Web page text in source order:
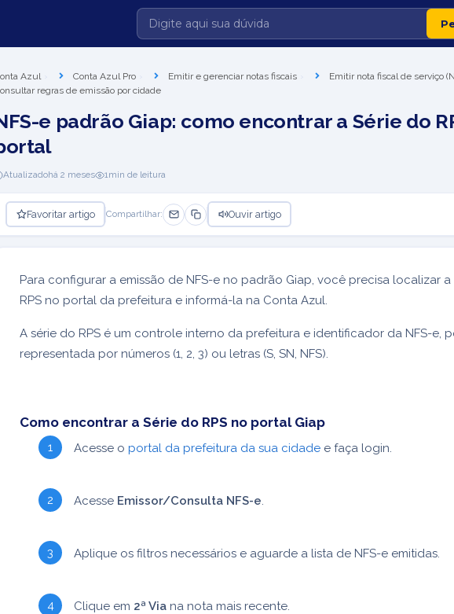
Azul Conta Azul Pro Emitir e gerenciar notas fiscais
Emitir nota fiscal de serviço
regras de emissão por cidade
e padrão Giap: como encontrar a Série do
Atualizadohá 2 meses 1min de leitura
Favoritar artigo Compartilhar: Ouvir artigo
Para configurar a emissão de NFS-e no padrão Giap, você precisa localizar a
RPS no portal da prefeitura e informá-la na Conta Azul.
A série do RPS é um controle interno da prefeitura e identificador da NFS-e,
representada por números (1, 2, 3) ou letras (S, SN, NFS).
Como encontrar a Série do RPS no portal Giap
Acesse o portal da prefeitura da sua cidade e faça login.
Acesse Emissor/Consulta NFS-e.
Aplique os filtros necessários e aguarde a lista de NFS-e emitidas.
Clique em 2ª Via na nota mais recente.